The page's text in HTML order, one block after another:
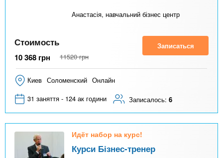
Анастасія, навчальний бізнес центр
Стоимость
10 368 грн 11520 грн
Записаться
Киев Соломенский Онлайн
31 заняття - 124 ак години
Записалось: 6
Идёт набор на курс!
Курси Бізнес-тренер